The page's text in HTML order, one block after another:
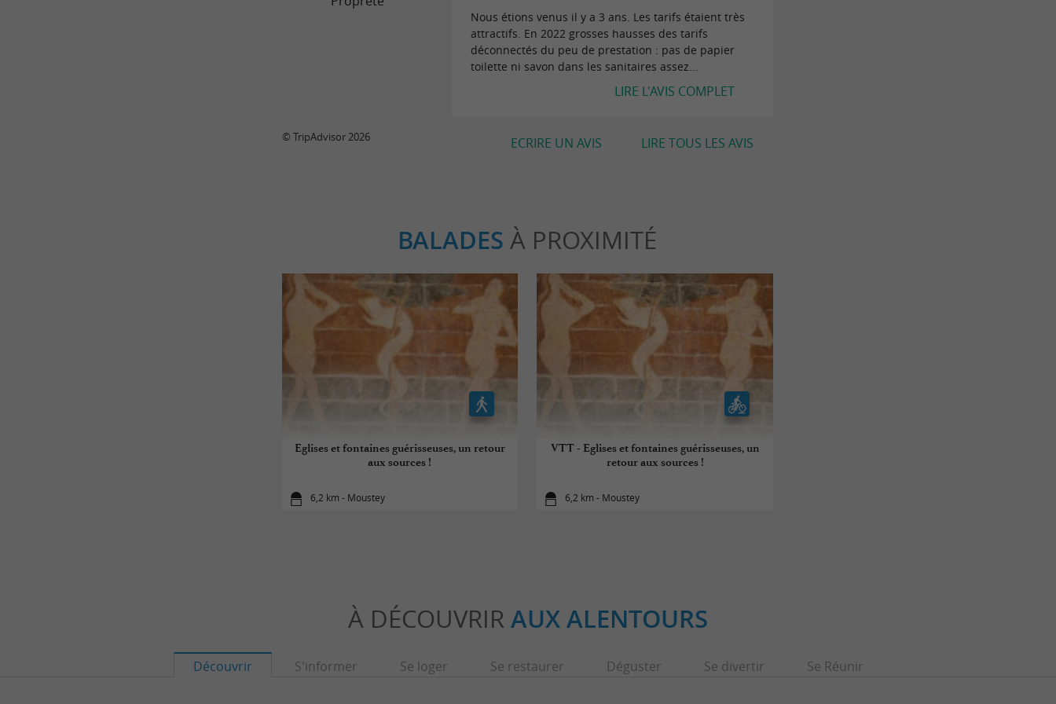
Nous étions venus il y a 3 ans. Les tarifs étaient très
attractifs. En 2022 grosses hausses des tarifs
déconnectés du peu de prestation : pas de papier
toilette ni savon dans les sanitaires assez...
LIRE L'AVIS COMPLET
LIRE TOUS LES AVIS
ECRIRE UN AVIS
© TripAdvisor 2026
BALADES À PROXIMITÉ
Eglises et fontaines guérisseuses, un retour
aux sources !
6,2 km - Moustey
VTT - Eglises et fontaines guérisseuses, un
retour aux sources !
6,2 km - Moustey
À DÉCOUVRIR AUX ALENTOURS
Découvrir S'informer Se loger Se restaurer Déguster Se divertir Se Réunir